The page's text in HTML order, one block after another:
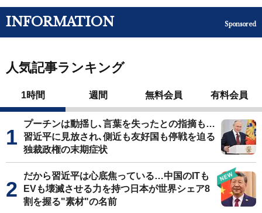
INFORMATION Sponsored
人気記事ランキング
1時間 週間 無料会員 有料会員
プーチンは動揺し､言葉を失ったとの指摘も…
習近平に見放され､側近も友好国も停戦を迫る
独裁政権の末期症状
だから習近平は心底焦っている…中国のITも
EVも壊滅させる力を持つ日本が世界シェア8
割を握る"素材"の名前